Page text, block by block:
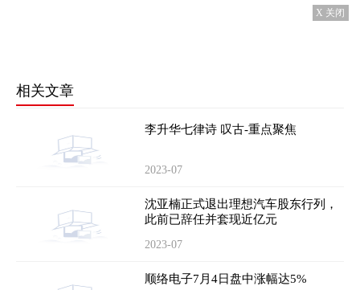
X 关闭
相关文章
李升华七律诗 叹古-重点聚焦
2023-07
沈亚楠正式退出理想汽车股东行列，
此前已辞任并套现近亿元
2023-07
顺络电子7月4日盘中涨幅达5%